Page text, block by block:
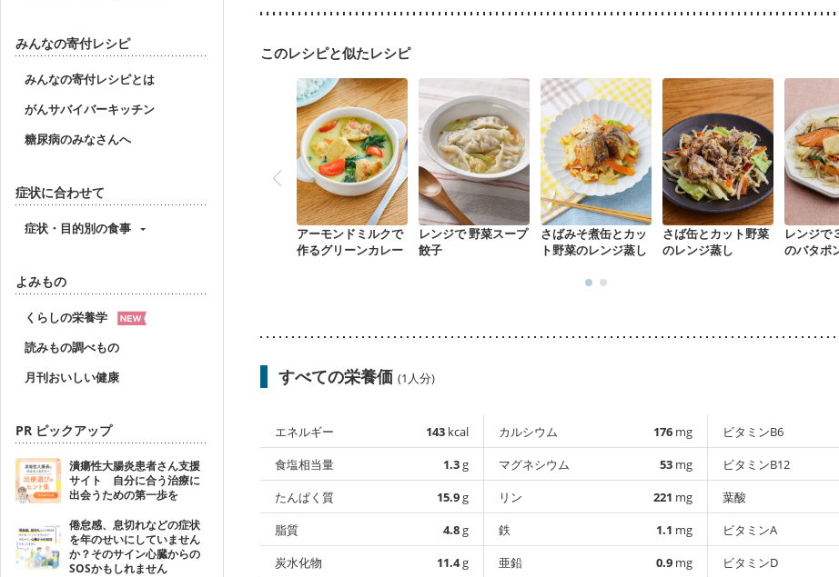
みんなの寄付レシピ
みんなの寄付レシピとは
がんサバイバーキッチン
糖尿病のみなさんへ
症状に合わせて
症状・目的別の食事
よみもの
くらしの栄養学
読みもの調べもの
月刊おいしい健康
PR ピックアップ
潰瘍性大腸炎患者さん支援
サイト 自分に合う治療に
出会うための第一歩を
倦怠感、息切れなどの症状
を年のせいにしていません
か？そのサイン心臓からの
SOSかもしれません
妊婦健診・体重増加が気になる（初期）
妊婦健診・血圧が気になる（初期）
産後（ミルク）
骨折
このレシピと似たレシピ
アーモンドミルクで
作るグリーンカレー
レンジで 野菜スープ
餃子
さばみそ煮缶とカッ
ト野菜のレンジ蒸し
さば缶とカット野菜
のレンジ蒸し
レンジで
のバタポ
すべての栄養価 (1人分)
エネルギー 143 kcal
食塩相当量
1.3g
たんぱく質
15.9g
脂質
4.8g
炭水化物
11.4g
カルシウム 176 mg
マグネシウム
53 mg
リン
221 mg
鉄
1.1 mg
亜鉛
0.9 mg
ビタミンB6
ビタミンB12
葉酸
ビタミンA
ビタミンD